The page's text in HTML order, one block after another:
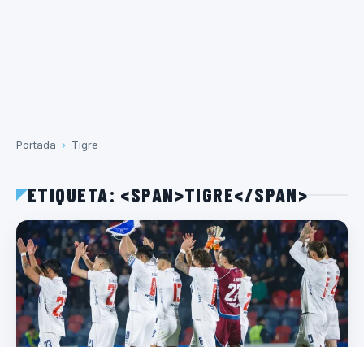
Portada › Tigre
ETIQUETA: <SPAN>TIGRE</SPAN>